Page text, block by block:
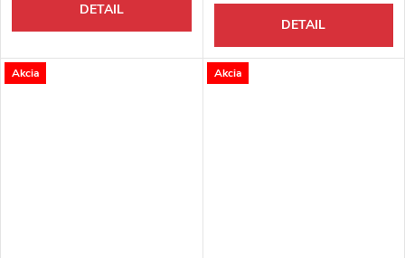
DETAIL
DETAIL
Akcia Akcia